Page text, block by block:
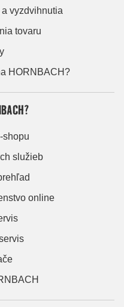
vyzdvihnutia
tovaru
HORNBACH?
shopu
služieb
online